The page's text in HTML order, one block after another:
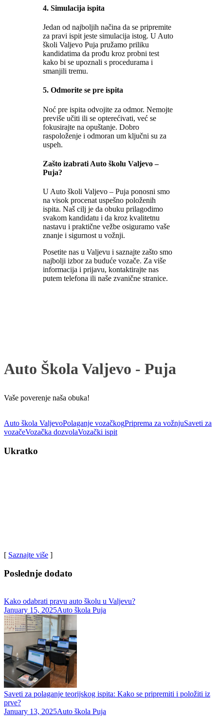
4. Simulacija ispita
Jedan od najboljih načina da se pripremite
za pravi ispit jeste simulacija istog. U Auto
školi Valjevo Puja pružamo priliku
kandidatima da prođu kroz probni test
kako bi se upoznali s procedurama i
smanjili tremu.
5. Odmorite se pre ispita
Noć pre ispita odvojite za odmor. Nemojte
previše učiti ili se opterećivati, već se
fokusirajte na opuštanje. Dobro
raspoloženje i odmoran um ključni su za
uspeh.
Zašto izabrati Auto školu Valjevo –
Puja?
U Auto školi Valjevo – Puja ponosni smo
na visok procenat uspešno položenih
ispita. Naš cilj je da obuku prilagodimo
svakom kandidatu i da kroz kvalitetnu
nastavu i praktične vežbe osiguramo vaše
znanje i sigurnost u vožnji.
Posetite nas u Valjevu i saznajte zašto smo
najbolji izbor za buduće vozače. Za više
informacija i prijavu, kontaktirajte nas
putem telefona ili naše zvanične stranice.
Auto Škola Valjevo - Puja
Vaše poverenje naša obuka!
Auto škola ValjevoPolaganje vozačkogPriprema za vožnjuSaveti za
vozačeVozačka dozvolaVozački ispit
Ukratko
[ Saznajte više ]
Poslednje dodato
Kako odabrati pravu auto školu u Valjevu?
January 15, 2025Auto škola Puja
Saveti za polaganje teorijskog ispita: Kako se pripremiti i položiti iz
prve?
January 13, 2025Auto škola Puja